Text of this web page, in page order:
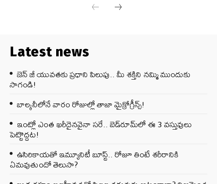
Latest news
జెన్‌ జీ యువతకు ప్రధాని పిలుపు.. మీ శక్తిని నమ్మి ముందుకు
సాగండి!
బాల్కనీలోనే వారం రోజుల్లో తాజా మైక్రోగ్రీన్స్‌!
ఇంట్లో ఎంత ఖరీదైనవైనా సరే.. బెడ్‌రూమ్‌లో ఈ 3 వస్తువులు
పెట్టొద్దట!
ఉసిరికాయతో ఇమ్యూనిటీ బూస్ట్‌.. రోజూ తింటే శరీరానికి
ఏమవుతుందో తెలుసా?